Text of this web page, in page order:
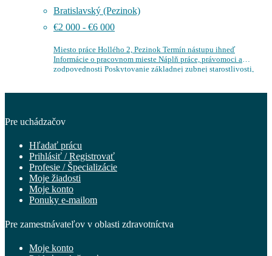
Bratislavský (Pezinok)
€2 000 - €6 000
Miesto práce Hollého 2, Pezinok Termín nástupu ihneď
Informácie o pracovnom mieste Náplň práce, právomoci a
zodpovednosti Poskytovanie základnej zubnej starostlivosti,
Pre uchádzačov
Hľadať prácu
Prihlásiť / Registrovať
Profesie / Špecializácie
Moje žiadosti
Moje konto
Ponuky e-mailom
Pre zamestnávateľov v oblasti zdravotníctva
Moje konto